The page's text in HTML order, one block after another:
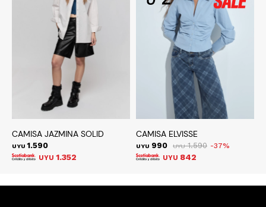
CAMISA JAZMINA SOLID
UYU 1.590
UYU 1.352
CAMISA ELVISSE
UYU 990 UYU 1.590 37
UYU 842